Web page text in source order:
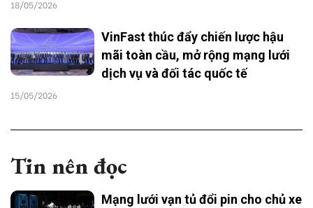
18/05/2026
VinFast thúc đẩy chiến lược hậu
mãi toàn cầu, mở rộng mạng lưới
dịch vụ và đối tác quốc tế
15/05/2026
Tin nên đọc
Mạng lưới vạn tủ đổi pin cho chủ xe